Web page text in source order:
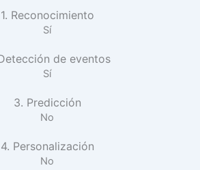
1. Reconocimiento
Sí
de eventos
Sí
3. Predicción
No
4. Personalización
No